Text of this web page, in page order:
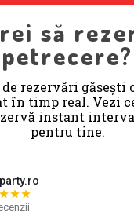
să
petrecere?
rezervări găsești
în timp real. Vezi
instant
pentru tine.